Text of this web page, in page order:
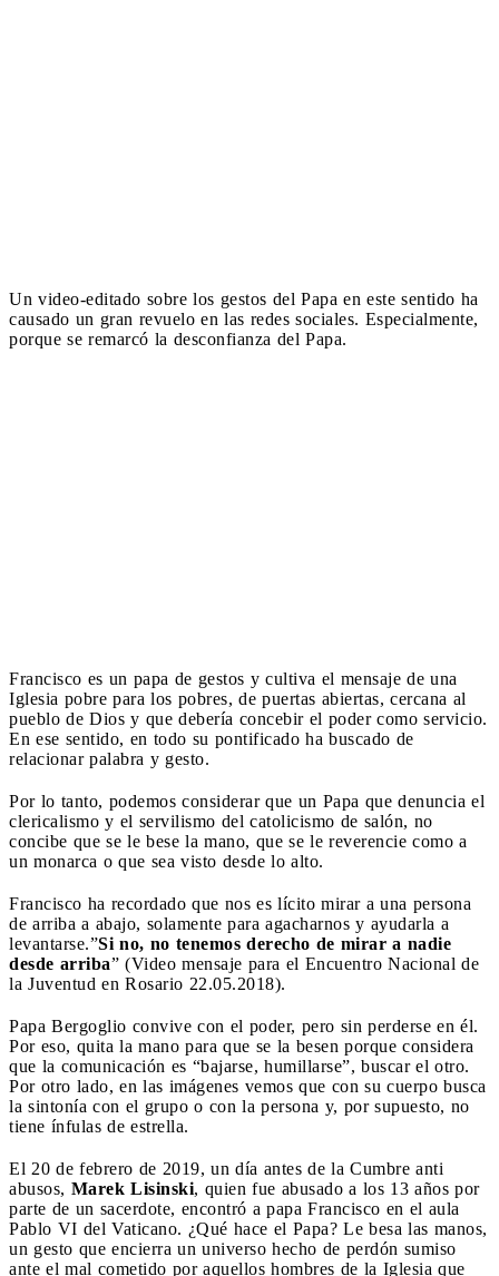
Un video-editado sobre los gestos del Papa en este sentido ha
causado un gran revuelo en las redes sociales. Especialmente,
porque se remarcó la desconfianza del Papa.
Francisco es un papa de gestos y cultiva el mensaje de una
Iglesia pobre para los pobres, de puertas abiertas, cercana al
pueblo de Dios y que debería concebir el poder como servicio.
En ese sentido, en todo su pontificado ha buscado de
relacionar palabra y gesto.
Por lo tanto, podemos considerar que un Papa que denuncia el
clericalismo y el servilismo del catolicismo de salón, no
concibe que se le bese la mano, que se le reverencie como a
un monarca o que sea visto desde lo alto.
Francisco ha recordado que nos es lícito mirar a una persona
de arriba a abajo, solamente para agacharnos y ayudarla a
levantarse.”Si no, no tenemos derecho de mirar a nadie
desde arriba” (Video mensaje para el Encuentro Nacional de
la Juventud en Rosario 22.05.2018).
Papa Bergoglio convive con el poder, pero sin perderse en él.
Por eso, quita la mano para que se la besen porque considera
que la comunicación es “bajarse, humillarse”, buscar el otro.
Por otro lado, en las imágenes vemos que con su cuerpo busca
la sintonía con el grupo o con la persona y, por supuesto, no
tiene ínfulas de estrella.
El 20 de febrero de 2019, un día antes de la Cumbre anti
abusos, Marek Lisinski, quien fue abusado a los 13 años por
parte de un sacerdote, encontró a papa Francisco en el aula
Pablo VI del Vaticano. ¿Qué hace el Papa? Le besa las manos,
un gesto que encierra un universo hecho de perdón sumiso
ante el mal cometido por aquellos hombres de la Iglesia que